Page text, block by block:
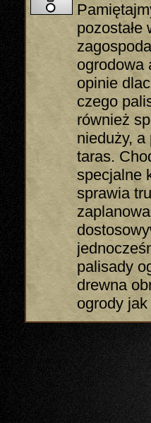
ogrodowa
opinie
czego
również
nieduży, a
taras.
specjalne
sprawia
palisady
drewna
ogrody